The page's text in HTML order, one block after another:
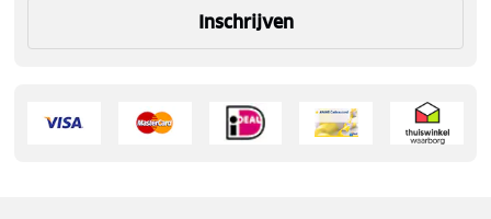
Inschrijven